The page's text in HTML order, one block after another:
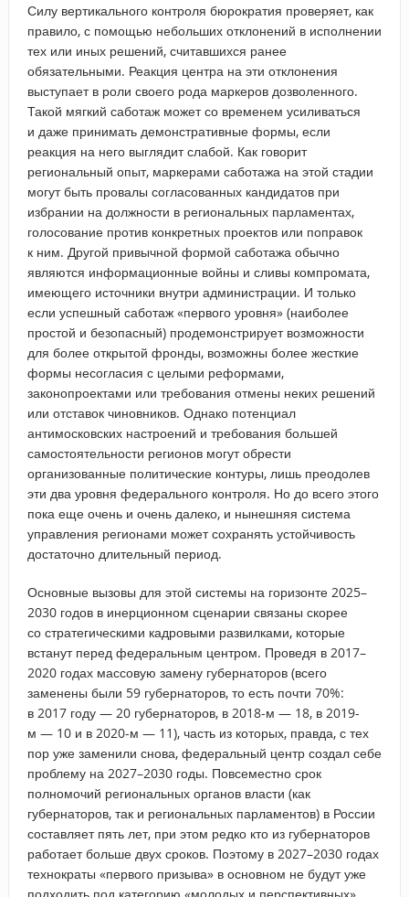
Силу вертикального контроля бюрократия проверяет, как
правило, с помощью небольших отклонений в исполнении
тех или иных решений, считавшихся ранее
обязательными. Реакция центра на эти отклонения
выступает в роли своего рода маркеров дозволенного.
Такой мягкий саботаж может со временем усиливаться
и даже принимать демонстративные формы, если
реакция на него выглядит слабой. Как говорит
региональный опыт, маркерами саботажа на этой стадии
могут быть провалы согласованных кандидатов при
избрании на должности в региональных парламентах,
голосование против конкретных проектов или поправок
к ним. Другой привычной формой саботажа обычно
являются информационные войны и сливы компромата,
имеющего источники внутри администрации. И только
если успешный саботаж «первого уровня» (наиболее
простой и безопасный) продемонстрирует возможности
для более открытой фронды, возможны более жесткие
формы несогласия с целыми реформами,
законопроектами или требования отмены неких решений
или отставок чиновников. Однако потенциал
антимосковских настроений и требования большей
самостоятельности регионов могут обрести
организованные политические контуры, лишь преодолев
эти два уровня федерального контроля. Но до всего этого
пока еще очень и очень далеко, и нынешняя система
управления регионами может сохранять устойчивость
достаточно длительный период.
Основные вызовы для этой системы на горизонте 2025–
2030 годов в инерционном сценарии связаны скорее
со стратегическими кадровыми развилками, которые
встанут перед федеральным центром. Проведя в 2017–
2020 годах массовую замену губернаторов (всего
заменены были 59 губернаторов, то есть почти 70%:
в 2017 году — 20 губернаторов, в 2018-м — 18, в 2019-
м — 10 и в 2020-м — 11), часть из которых, правда, с тех
пор уже заменили снова, федеральный центр создал себе
проблему на 2027–2030 годы. Повсеместно срок
полномочий региональных органов власти (как
губернаторов, так и региональных парламентов) в России
составляет пять лет, при этом редко кто из губернаторов
работает больше двух сроков. Поэтому в 2027–2030 годах
технократы «первого призыва» в основном не будут уже